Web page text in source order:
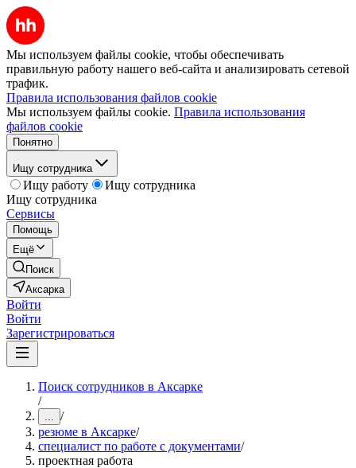
Мы используем файлы cookie, чтобы обеспечивать
правильную работу нашего веб-сайта и анализировать сетевой
трафик.
Правила использования файлов cookie
Мы используем файлы cookie. Правила использования
файлов cookie
Понятно
Ищу сотрудника
Ищу работу
Ищу сотрудника
Ищу сотрудника
Сервисы
Помощь
Ещё
Поиск
Аксарка
Войти
Войти
Зарегистрироваться
Поиск сотрудников в Аксарке
/
... /
резюме в Аксарке/
специалист по работе с документами/
проектная работа